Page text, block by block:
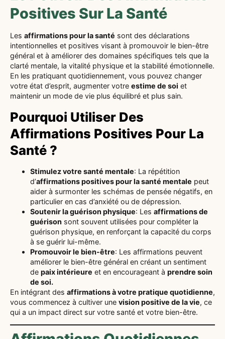
Positives Sur La Santé
Les affirmations pour la santé sont des déclarations
intentionnelles et positives visant à promouvoir le bien-être
général et à améliorer des domaines spécifiques tels que la
clarté mentale, la vitalité physique et la stabilité émotionnelle.
En les pratiquant quotidiennement, vous pouvez changer
votre état d’esprit, augmenter votre estime de soi et
maintenir un mode de vie plus équilibré et plus sain.
Pourquoi Utiliser Des
Affirmations Positives Pour La
Santé ?
Stimulez votre santé mentale: La répétition
d’affirmations positives pour la santé mentale peut
aider à surmonter les schémas de pensée négatifs, en
particulier en cas d’anxiété ou de dépression.
Soutenir la guérison physique: Les affirmations de
guérison sont souvent utilisées pour compléter la
guérison physique, en renforçant la capacité du corps
à se guérir lui-même.
Promouvoir le bien-être: Les affirmations peuvent
améliorer le bien-être général en créant un sentiment
de paix intérieure et en encourageant à prendre soin
de soi.
En intégrant des affirmations à votre pratique quotidienne,
vous commencez à cultiver une vision positive de la vie, ce
qui a un impact direct sur votre santé et votre bien-être.